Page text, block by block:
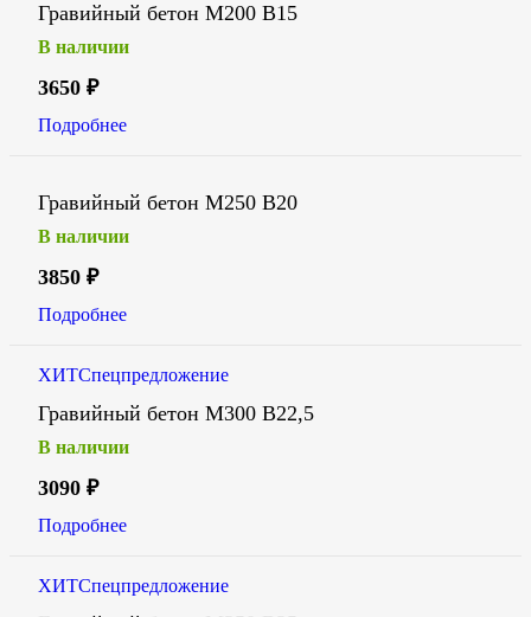
Гравийный бетон М200 В15
В наличии
3650 ₽
Подробнее
Гравийный бетон М250 В20
В наличии
3850 ₽
Подробнее
ХИТСпецпредложение
Гравийный бетон М300 В22,5
В наличии
3090 ₽
Подробнее
ХИТСпецпредложение